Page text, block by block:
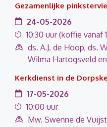
Gezamenlijke
24-05-2026
10:30 uur (koffie vanaf
ds. A.J. de Hoop, ds.
Wilma Hartogsveld
Kerkdienst in de
17-05-2026
10:00 uur
Mw. Swenne de